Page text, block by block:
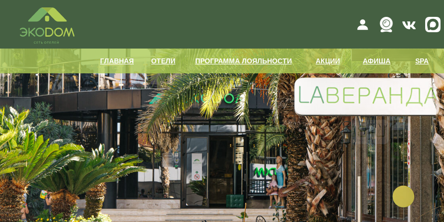
АКЦИИ SPA
АКЦИИ
ПРОГРАММА ЛОЯЛЬНОСТИ SPA
АФИША
ОТЕЛИ
ГЛАВНАЯ